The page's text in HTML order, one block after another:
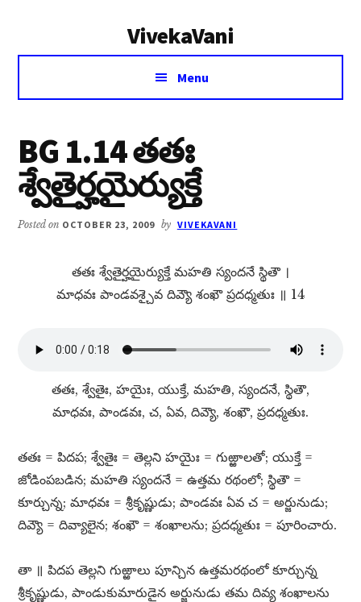
VivekaVani
Voice
Vivekananda
Menu
BG 1.14 తతః
శ్వేతైర్హయైర్యుక్తే
Posted on OCTOBER 23, 2009 by VIVEKAVANI
తతః శ్వేతైర్హయైర్యుక్తే మహతి స్యందనే స్థితౌ ।
మాధవః పాండవశ్చైవ దివ్యౌ శంఖౌ ప్రదధ్మతుః ॥ 14
తతః, శ్వేతైః, హయైః, యుక్తే, మహతి, స్యందనే, స్థితౌ,
మాధవః, పాండవః, చ, ఏవ, దివ్యౌ, శంఖౌ, ప్రదధ్మతుః.
తతః = పిదప; శ్వేతైః = తెల్లని హయైః = గుఱ్ఱాలతో; యుక్తే =
జోడింపబడిన; మహతి స్యందనే = ఉత్తమ రథంలో; స్థితౌ =
కూర్చున్న; మాధవః = శ్రీకృష్ణుడు; పాండవః ఏవ చ = అర్జునుడు;
దివ్యౌ = దివ్యాలైన; శంఖౌ = శంఖాలను; ప్రదధ్మతుః = పూరించారు.
తా ॥ పిదప తెల్లని గుఱ్ఱాలు పూన్చిన ఉత్తమరథంలో కూర్చున్న
శ్రీకృష్ణుడు, పాండుకుమారుడైన అర్జునుడు తమ దివ్య శంఖాలను